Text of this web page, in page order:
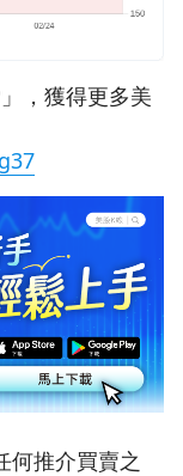
，獲得更多美
何推介買賣之